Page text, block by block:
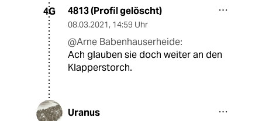
4G 4813 (Profil gelöscht)
08.03.2021, 14:59 Uhr
@Arne Babenhauserheide:
Ach glauben sie doch weiter an den
Klapperstorch.
Uranus